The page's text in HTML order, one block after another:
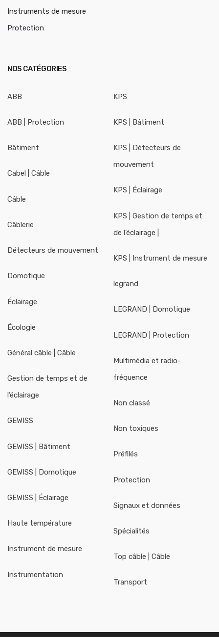
Instruments de mesure
Protection
NOS CATÉGORIES
ABB
ABB | Protection
Bâtiment
Cabel | Câble
Câble
Câblerie
Détecteurs de mouvement
Domotique
Éclairage
Écologie
Général câble | Câble
Gestion de temps et de
l’éclairage
GEWISS
GEWISS | Bâtiment
GEWISS | Domotique
GEWISS | Éclairage
Haute température
Instrument de mesure
Instrumentation
KPS
KPS | Bâtiment
KPS | Détecteurs de
mouvement
KPS | Éclairage
KPS | Gestion de temps et
de l’éclairage |
KPS | Instrument de mesure
legrand
LEGRAND | Domotique
LEGRAND | Protection
Multimédia et radio-
fréquence
Non classé
Non toxiques
Préfilés
Protection
Signaux et données
Spécialités
Top câble | Câble
Transport